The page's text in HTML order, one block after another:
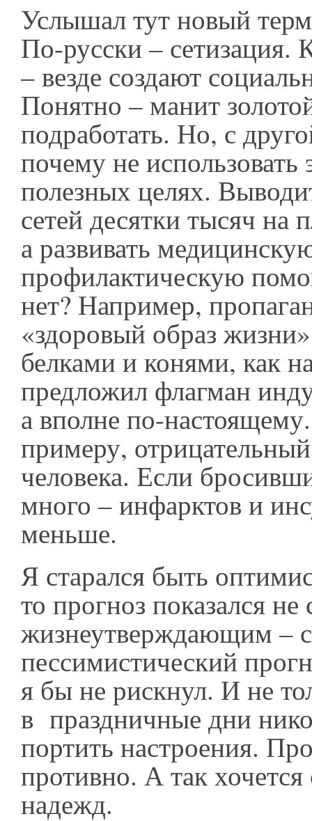
Услышал тут новый
По-русски – сетизация.
– везде создают
Понятно – манит
подработать. Но, с
почему не
полезных целях.
сетей десятки тысяч
а развивать
профилактическую
нет? Например,
«здоровый образ
белками и конями, как
предложил флагман
а вполне по-
примеру,
человека. Если
много – инфарктов и
меньше.
Я старался быть
то прогноз показался не
жизнеутверждающим –
пессимистический
я бы не рискнул. И не
в праздничные дни
портить настроения.
противно. А так
надежд.